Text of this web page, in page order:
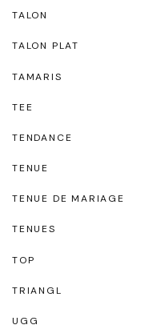
TALON
TALON PLAT
TAMARIS
TEE
TENDANCE
TENUE
TENUE DE MARIAGE
TENUES
TOP
TRIANGL
UGG